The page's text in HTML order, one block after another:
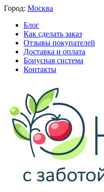
Город: Москва
Блог
Как сделать заказ
Отзывы покупателей
Доставка и оплата
Бонусная система
Контакты